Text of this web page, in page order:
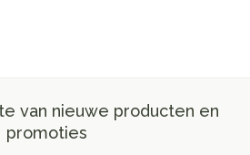
van nieuwe producten en
promoties